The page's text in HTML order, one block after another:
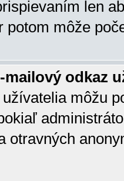
len
potom môže
mailový odkaz
môžu
otravných